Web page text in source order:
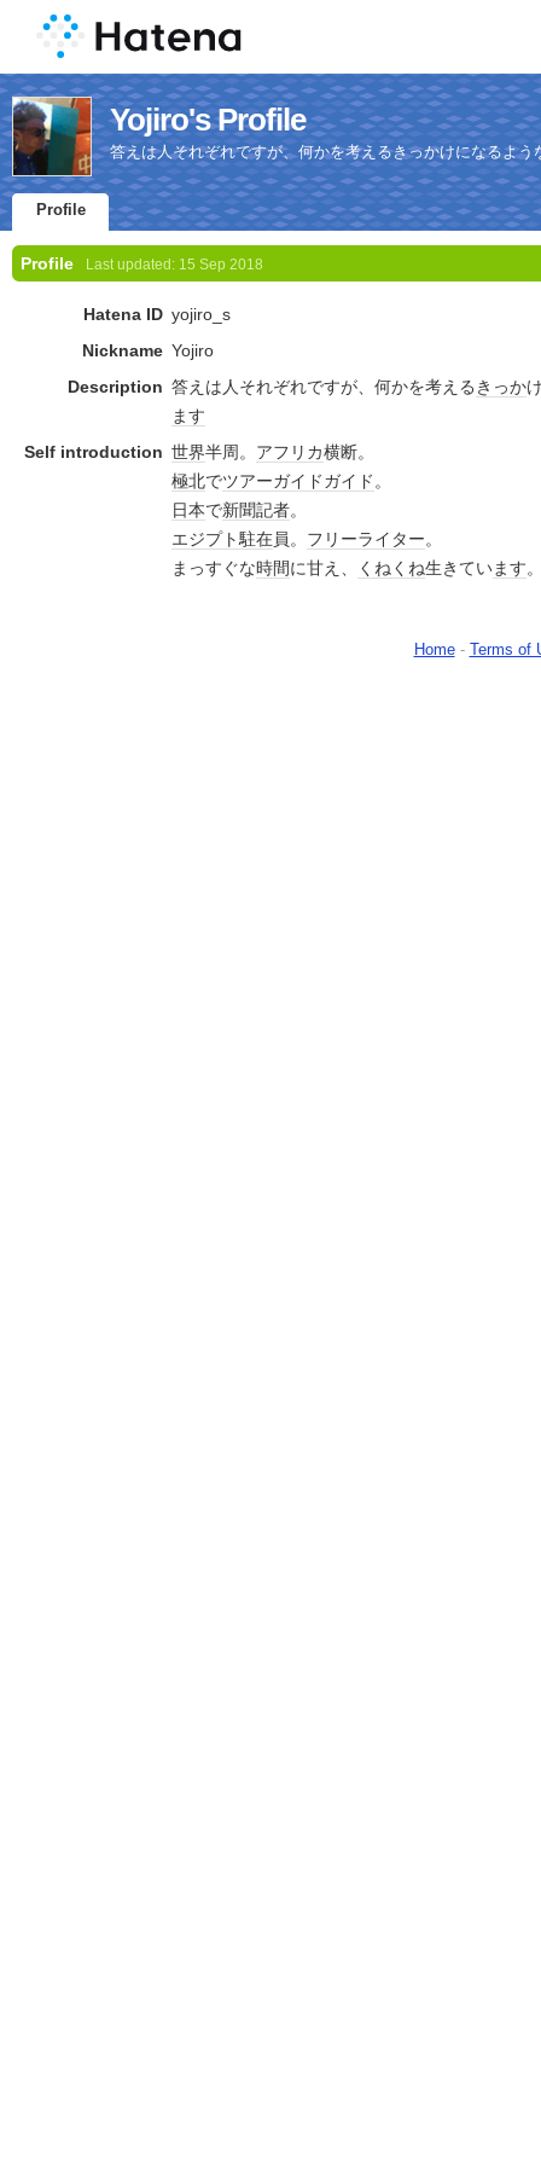
Yojiro's Profile
答えは人それぞれですが、何かを考えるきっかけになるよう
Profile
Profile Last updated: 15 Sep 2018
Hatena ID yojiro_s
Nickname Yojiro
Description 答えは人それぞれですが、何かを考える きっか
ます
Self introduction 世界半周。 アフリカ横断。
極北でツアーガイドガイド。
日本で新聞記者。
エジプト駐在員。 フリーライター。
まっすぐな時間に甘え、 くねくね生きています
Home- Terms of